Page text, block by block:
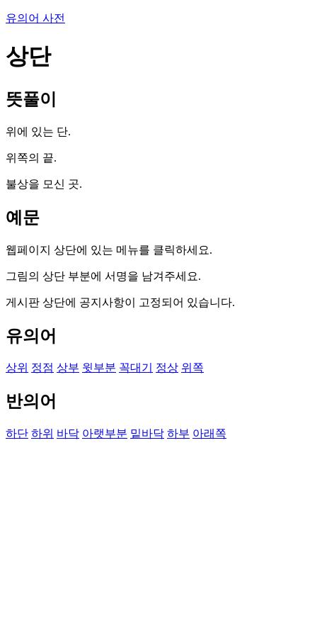
유의어 사전
상단
뜻풀이
위에 있는 단.
위쪽의 끝.
불상을 모신 곳.
예문
웹페이지 상단에 있는 메뉴를 클릭하세요.
그림의 상단 부분에 서명을 남겨주세요.
게시판 상단에 공지사항이 고정되어 있습니다.
유의어
상위 정점 상부 윗부분 꼭대기 정상 위쪽
반의어
하단 하위 바닥 아랫부분 밑바닥 하부 아래쪽